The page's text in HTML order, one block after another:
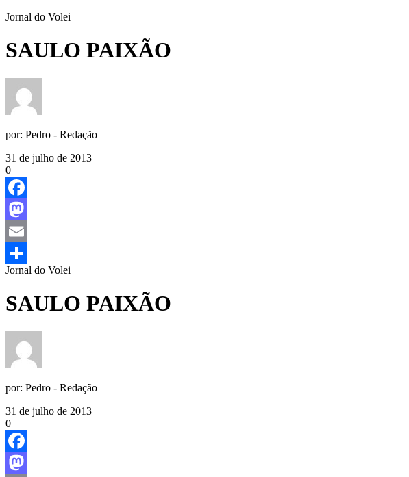
Jornal do Volei
SAULO PAIXÃO
por: Pedro - Redação
31 de julho de 2013
0
Facebook
Mastodon
Email
Share
Jornal do Volei
SAULO PAIXÃO
por: Pedro - Redação
31 de julho de 2013
0
Facebook